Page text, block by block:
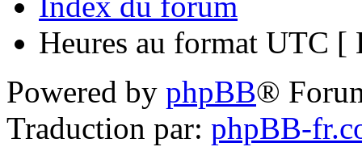
Heures au format UTC [
Powered by phpBB®
Traduction par: phpBB-